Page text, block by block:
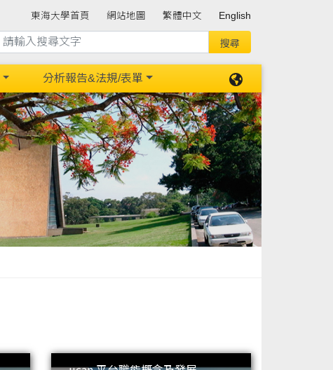
東海大學首頁 網站地圖 繁體中文 English
分析報告&法規/表單